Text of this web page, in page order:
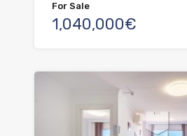
For Sale
1,040,000€